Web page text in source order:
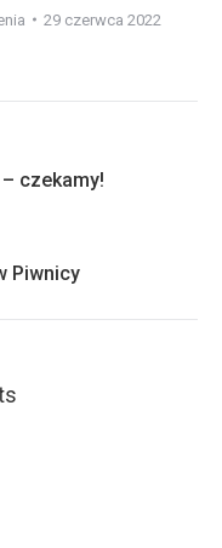
29 czerwca 2022
czekamy!
Piwnicy